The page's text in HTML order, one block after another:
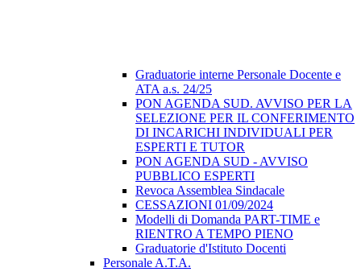
Graduatorie interne Personale Docente e
ATA a.s. 24/25
PON AGENDA SUD. AVVISO PER LA
SELEZIONE PER IL CONFERIMENTO
DI INCARICHI INDIVIDUALI PER
ESPERTI E TUTOR
PON AGENDA SUD - AVVISO
PUBBLICO ESPERTI
Revoca Assemblea Sindacale
CESSAZIONI 01/09/2024
Modelli di Domanda PART-TIME e
RIENTRO A TEMPO PIENO
Graduatorie d'Istituto Docenti
Personale A.T.A.